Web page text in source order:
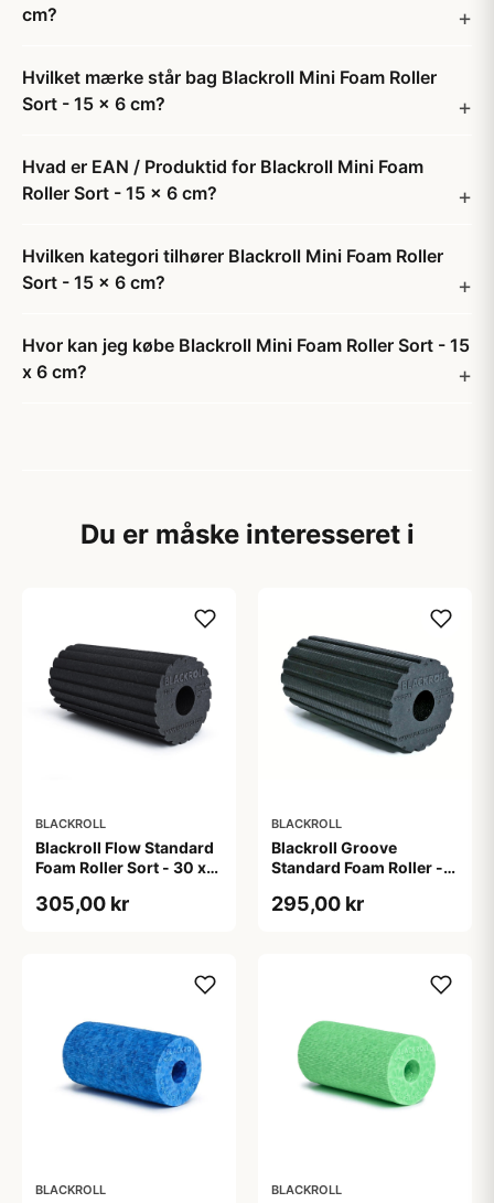
cm?
Hvilket mærke står bag Blackroll Mini Foam Roller
Sort - 15 x 6 cm?
Hvad er EAN / Produktid for Blackroll Mini Foam
Roller Sort - 15 x 6 cm?
Hvilken kategori tilhører Blackroll Mini Foam Roller
Sort - 15 x 6 cm?
Hvor kan jeg købe Blackroll Mini Foam Roller Sort - 15
x 6 cm?
Du er måske interesseret i
BLACKROLL
Blackroll Flow Standard
Foam Roller Sort - 30 x
305,00 kr
BLACKROLL
Blackroll Groove
Standard Foam Roller -
295,00 kr
BLACKROLL BLACKROLL